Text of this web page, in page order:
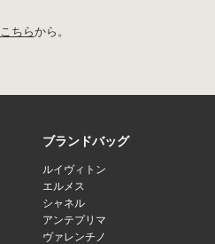
こちらから。
ブランドバッグ
ルイヴィトン
エルメス
シャネル
アンテプリマ
ヴァレンチノ